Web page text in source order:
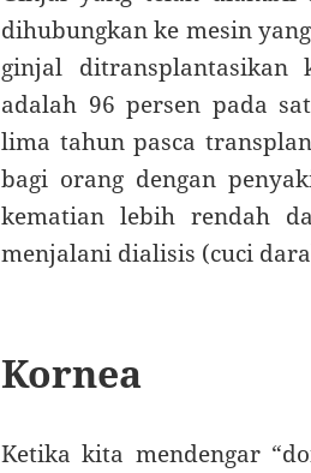
dihubungkan ke mesin
ginjal ditransplantasikan
adalah 96 persen pada
lima tahun pasca
bagi orang dengan
kematian lebih rendah
menjalani dialisis (cuci
Kornea
Ketika kita mendengar